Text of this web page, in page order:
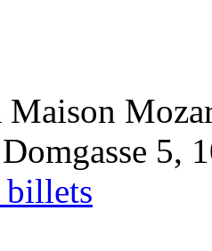
Maison
5,
billets